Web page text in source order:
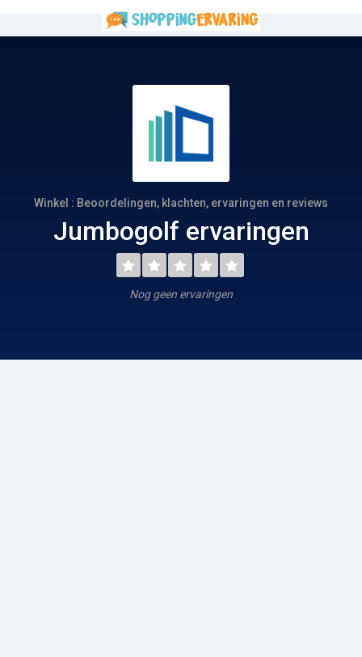
Winkel : Beoordelingen, klachten, ervaringen en reviews
Jumbogolf ervaringen
Nog geen ervaringen